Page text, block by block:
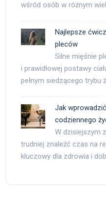
wśród osób w różnym
Najlepsze
pleców
Silne mięśnie
i prawidłowej postawy
pełnym siedzącego trybu
Jak
codziennego
W dzisiejszym
trudniej znaleźć czas na
kluczowy dla zdrowia i